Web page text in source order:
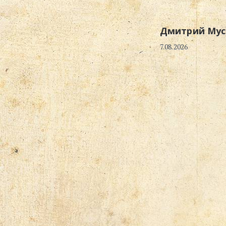
Дмитрий
7.08.2026